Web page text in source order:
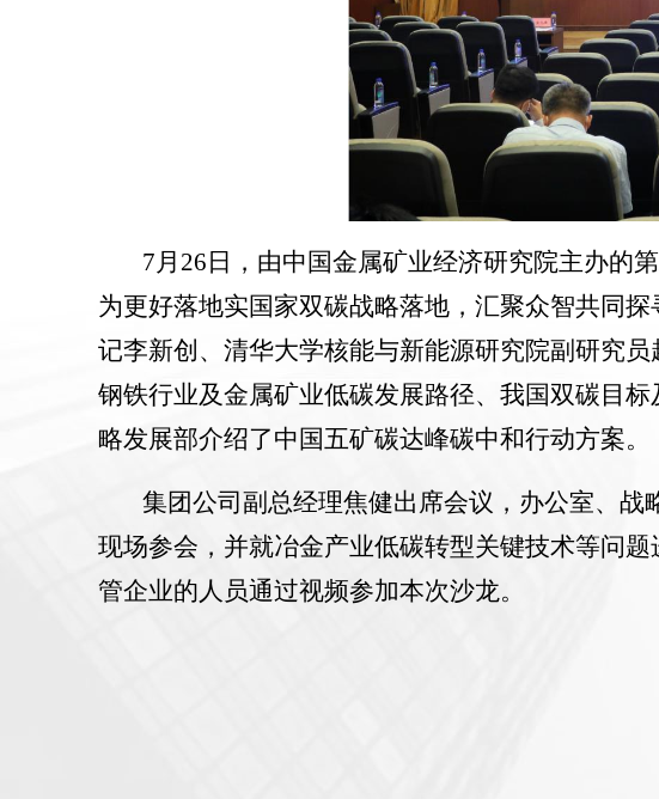
7月 26 日，由中国金属矿业经济研究院主办的
为更好落地实国家双碳战略落地，汇聚众智共同
记李新创、清华大学核能与新能源研究院副研究
钢铁行业及金属矿业低碳发展路径、我国双碳目
略发展部介绍了中国五矿碳达峰碳中和行动方案。
集团公司副总经理焦健出席会议，办公室、战
现场参会，并就冶金产业低碳转型关键技术等问
管企业的人员通过视频参加本次沙龙。